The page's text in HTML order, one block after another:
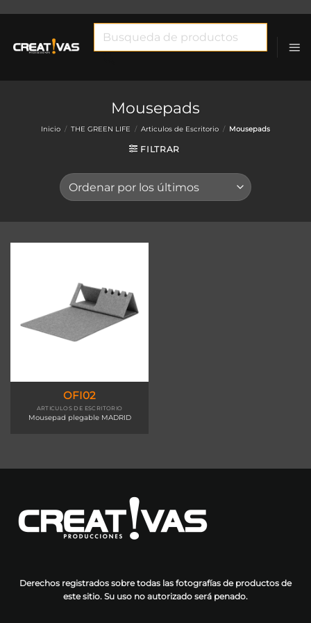
Mousepads
Inicio / THE GREEN LIFE / Articulos de Escritorio / Mousepads
FILTRAR
OFI02
ARTICULOS DE ESCRITORIO
Mousepad plegable MADRID
Derechos registrados sobre todas las fotografías de productos de
este sitio. Su uso no autorizado será penado.